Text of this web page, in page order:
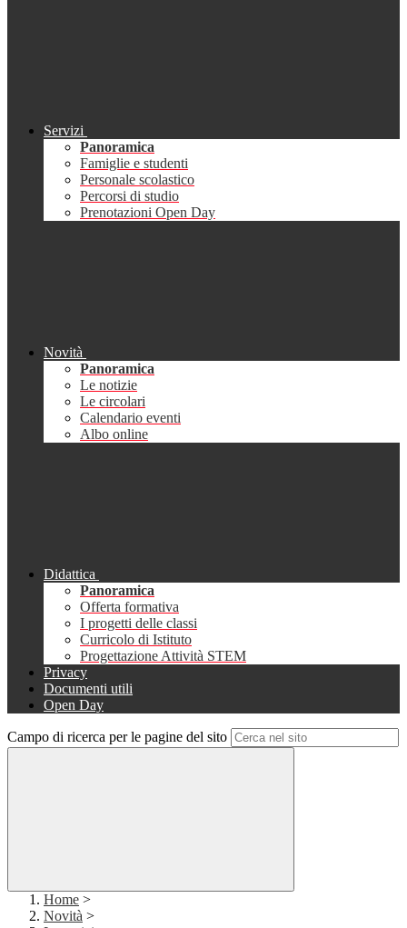
Servizi
Panoramica
Famiglie e studenti
Personale scolastico
Percorsi di studio
Prenotazioni Open Day
Novità
Panoramica
Le notizie
Le circolari
Calendario eventi
Albo online
Didattica
Panoramica
Offerta formativa
I progetti delle classi
Curricolo di Istituto
Progettazione Attività STEM
Privacy
Documenti utili
Open Day
Campo di ricerca per le pagine del sito
Home >
Novità >